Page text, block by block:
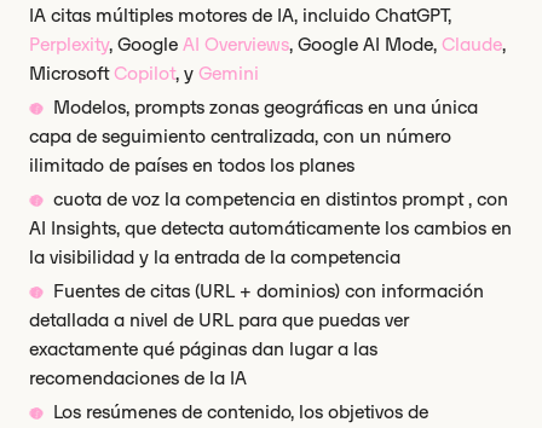
IA citas múltiples motores de IA, incluido ChatGPT,
Perplexity, GoogleAI Overviews, Google AI Mode,Claude,
MicrosoftCopilot, yGemini
Modelos, prompts zonas geográficas en una única
capa de seguimiento centralizada, con un número
ilimitado de países en todos los planes
cuota de voz la competencia en distintos prompt , con
AI Insights, que detecta automáticamente los cambios en
la visibilidad y la entrada de la competencia
Fuentes de citas (URL + dominios) con información
detallada a nivel de URL para que puedas ver
exactamente qué páginas dan lugar a las
recomendaciones de la IA
Los resúmenes de contenido, los objetivos de